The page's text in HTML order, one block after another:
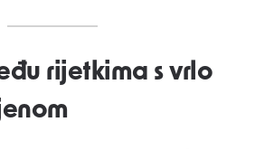
rijetkima s vrlo